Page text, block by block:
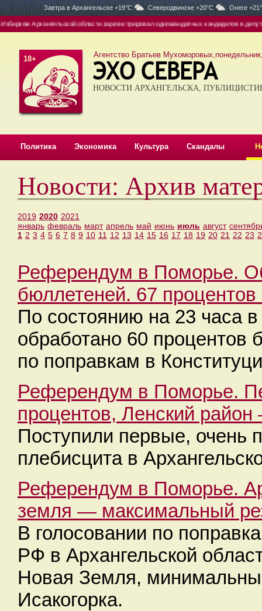
Завтра в Архангельске +19°C Северодвинске +20°C Онеге
Архангельской области зарегистрировал одномандатных кандидатов в депутаты ГД
18+ Агентство Братьев
НОВОСТИ АРХАНГЕЛЬСКА,
Политика Экономика Культура Скандалы
Новости: Архив
2019 2020 2021
январь февраль март апрель май июнь июль август
1 2 3 4 5 6 7 8 9 10 11 12 13 14 15 16 17 18 19 20 21 22 23
Референдум в Поморье.
бюллетеней. 67 процентов
По состоянию на 23 часа
обработано 60 процентов
по поправкам в
Референдум в Поморье.
процентов, Ленский
Поступили первые, очень
плебисцита в
Референдум в Поморье.
земля — максимальный
В голосовании по
РФ в Архангельской
Новая Земля,
Исакогорка.